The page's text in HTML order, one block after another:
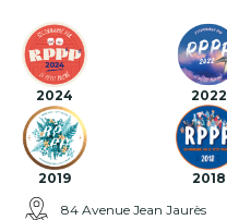
2024 2022
2019
2018
84 Avenue Jean Jaurès